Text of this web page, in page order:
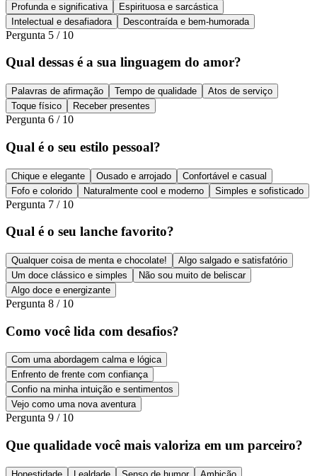
Profunda e significativa
Espirituosa e sarcástica
Intelectual e desafiadora
Descontraída e bem-humorada
Pergunta 5 / 10
Qual dessas é a sua linguagem do amor?
Palavras de afirmação Tempo de qualidade
Atos de serviço
Toque físico
Receber presentes
Pergunta 6 / 10
Qual é o seu estilo pessoal?
Chique e elegante Ousado e arrojado
Confortável e casual
Fofo e colorido
Naturalmente cool e moderno Simples e sofisticado
Pergunta 7 / 10
Qual é o seu lanche favorito?
Qualquer coisa de menta e chocolate!
Algo salgado e satisfatório
Um doce clássico e simples
Não sou muito de beliscar
Algo doce e energizante
Pergunta 8 / 10
Como você lida com desafios?
Com uma abordagem calma e lógica
Enfrento de frente com confiança
Confio na minha intuição e sentimentos
Vejo como uma nova aventura
Pergunta 9 / 10
Que qualidade você mais valoriza em um parceiro?